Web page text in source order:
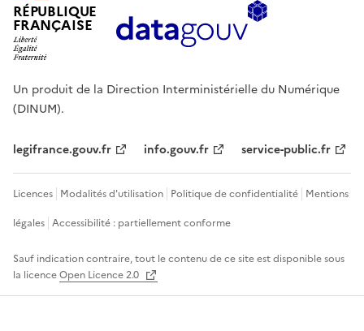
RÉPUBLIQUE
FRANÇAISE
Un produit de la Direction Interministérielle du Numérique
(DINUM).
legifrance.gouv.fr info.gouv.fr service-public.fr
Licences Modalités d'utilisation Politique de confidentialité Mentions
légales Accessibilité : partiellement conforme
Sauf indication contraire, tout le contenu de ce site est disponible sous
la licenceOpen Licence 2.0